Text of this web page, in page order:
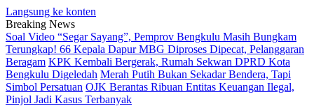
Langsung ke konten
Breaking News
Soal Video “Segar Sayang”, Pemprov Bengkulu Masih Bungkam
Terungkap! 66 Kepala Dapur MBG Diproses Dipecat, Pelanggaran
Beragam KPK Kembali Bergerak, Rumah Sekwan DPRD Kota
Bengkulu Digeledah Merah Putih Bukan Sekadar Bendera, Tapi
Simbol Persatuan OJK Berantas Ribuan Entitas Keuangan Ilegal,
Pinjol Jadi Kasus Terbanyak